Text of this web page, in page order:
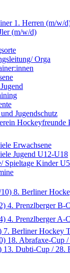
1. Herren (m/w/
(m/w/d)
Orga
Jugendschutz
Hockeyfreunde
Erwachsene
Jugend U12-U18
Spieltage Kinder
8. Berliner
4. Prenzlberger B-
4. Prenzlberger A-
7. Berliner Hockey
18. Abrafaxe-Cup
13. Dubti-Cup / 28.